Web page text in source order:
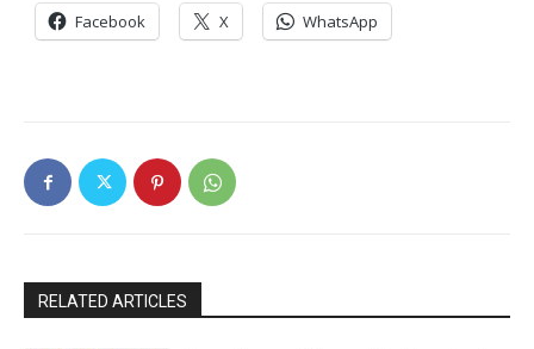
Facebook X WhatsApp
RELATED ARTICLES